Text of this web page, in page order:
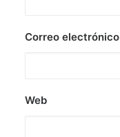
Correo electrónico
Web